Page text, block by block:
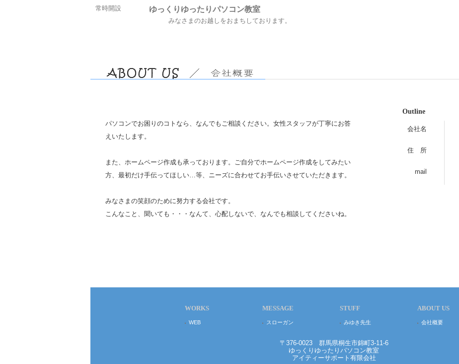
常時開設 ゆっくりゆったりパソコン教室
みなさまのお越しをおまちしております。
パソコンでお困りのコトなら、なんでもご相談ください。女性スタッフが丁寧にお答
えいたします。
また、ホームページ作成も承っております。ご自分でホームページ作成をしてみたい
方、最初だけ手伝ってほしい…等、ニーズに合わせてお手伝いさせていただきます。
みなさまの笑顔のために努力する会社です。
こんなこと、聞いても・・・なんて、心配しないで、なんでも相談してくださいね。
Outline
会社名
住 所
mail
WORKS
WEB
MESSAGE
スローガン
STUFF
みゆき先生
ABOUT US
会社概要
〒376-0023 群馬県桐生市錦町3-11-6
ゆっくりゆったりパソコン教室
アイティーサポート有限会社